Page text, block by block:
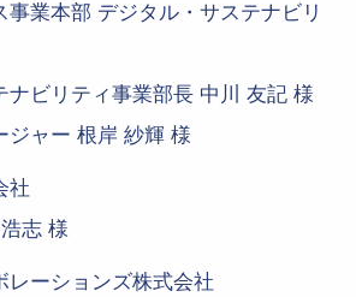
事業本部 デジタル・サステナビリ
ナビリティ事業部長 中川 友記 様
ジャー 根岸 紗輝 様
社
志 様
レーションズ株式会社